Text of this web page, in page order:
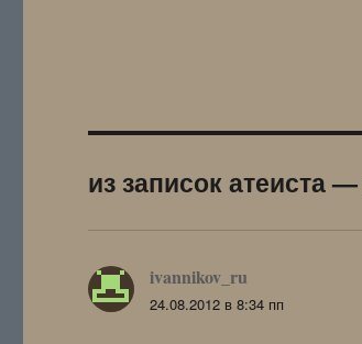
из записок атеиста
ivannikov_ru
24.08.2012 в 8:34 пп